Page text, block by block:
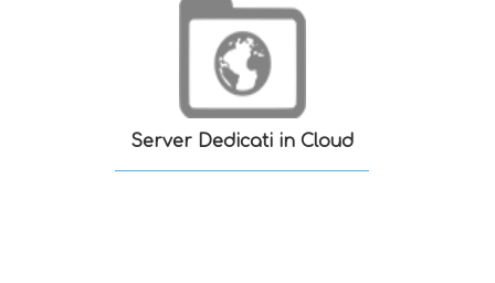
Server Dedicati in Cloud